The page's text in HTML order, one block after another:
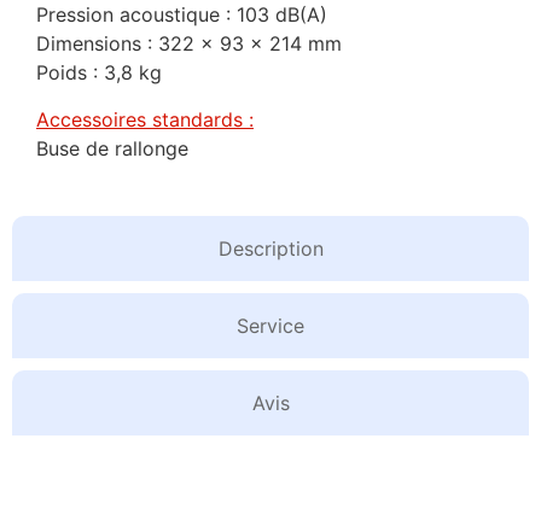
Description
Service
Avis
Pression acoustique : 103 dB(A)
Dimensions : 322 x 93 x 214 mm
Poids : 3,8 kg
Accessoires standards :
Buse de rallonge